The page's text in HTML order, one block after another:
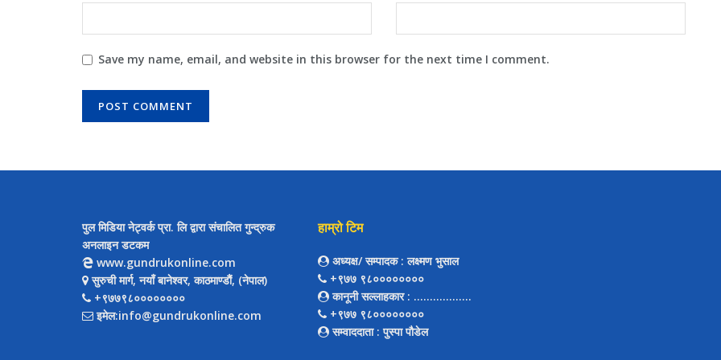
Save my name, email, and website in this browser for the next time I comment.
पुल मिडिया नेट्वर्क प्रा. लि द्वारा संचालित गुन्द्रुक
अनलाइन डटकम
www.gundrukonline.com
सुरुची मार्ग, नयाँ बानेश्वर, काठमाण्डौैं, (नेपाल)
+९७७९८००००००००
इमेल:info@gundrukonline.com
हाम्रो टिम
अध्यक्ष/ सम्पादक: लक्ष्मण भुसाल
+९७७ ९८००००००००
कानूनी सल्लाहकार: ..................
+९७७ ९८००००००००
सम्वाददाता: पुस्पा पौडेल